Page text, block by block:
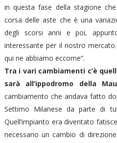
in questa fase della stagione
corsa delle aste che è una
degli scorsi anni e poi,
interessante per il nostro
qui ne abbiamo eccome”.
Tra i vari cambiamenti c’è
sarà all’ippodromo della
cambiamento che andava fatto
Settimo Milanese da parte di
Quell’impianto era diventato
necessario un cambio di